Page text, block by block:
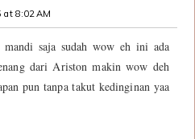
at 8:02 AM
saja sudah wow eh ini ada
dari Ariston makin wow deh
pun tanpa takut kedinginan yaa